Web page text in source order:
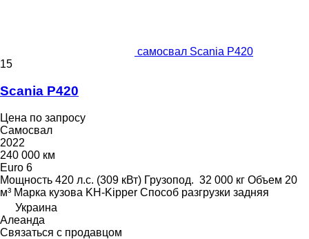
самосвал Scania P420
15
Scania P420
Цена по запросу
Самосвал
2022
240 000 км
Euro 6
Мощность 420 л.с. (309 кВт) Грузопод. 32 000 кг Объем 20
м³ Марка кузова KH-Kipper Способ разгрузки задняя
Украина
Алеанда
Связаться с продавцом